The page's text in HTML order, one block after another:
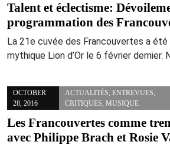
Talent et éclectisme:
programmation des
La 21e cuvée des Francouvertes a été
mythique Lion d’Or le 6 février dernier.
OCTOBER
28, 2016
ACTUALITÉS,ENTREVUES,
CRITIQUES,MUSIQUE
Les Francouvertes comme
avec Philippe Brach et Rosie